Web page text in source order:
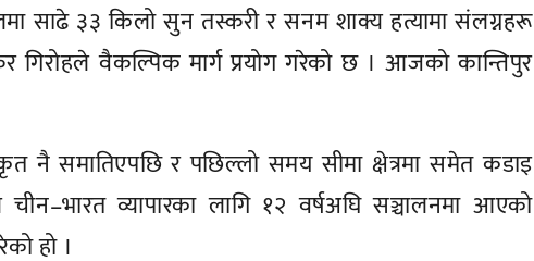
साढे ३३ किलो सुन तस्करी र सनम शाक्य हत्यामा संलग्नहरू
गिरोहले वैकल्पिक मार्ग प्रयोग गरेको छ । आजको कान्तिपुर
नै समातिएपछि र पछिल्लो समय सीमा क्षेत्रमा समेत कडाइ
व्यापारका लागि १२ वर्षअघि सञ्चालनमा आएको
हो ।